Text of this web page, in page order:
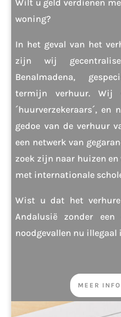
Wilt u geld verdienen
woning?
In het geval van het
zijn wij
Benalmadena,
termijn verhuur. Wij
´huurverzekeraars´, en
gedoe van de verhuur
een netwerk van
zoek zijn naar huizen en
met internationale
Wist u dat het
Andalusië zonder een
noodgevallen nu illegaal
MEER